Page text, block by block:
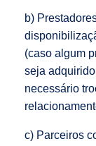
b)
(caso algum
seja
necessário
c) Parceiros